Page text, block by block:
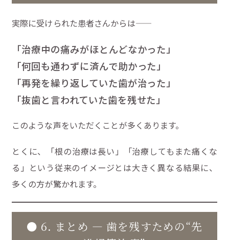
実際に受けられた患者さんからは――
「治療中の痛みがほとんどなかった」
「何回も通わずに済んで助かった」
「再発を繰り返していた歯が治った」
「抜歯と言われていた歯を残せた」
このような声をいただくことが多くあります。
とくに、「根の治療は長い」「治療してもまた痛くな
る」という従来のイメージとは大きく異なる結果に、
多くの方が驚かれます。
● 6. まとめ ― 歯を残すための“先